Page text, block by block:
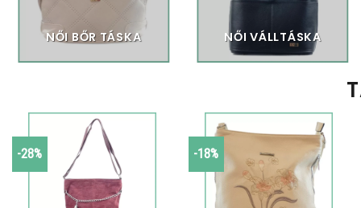
NŐI BŐR TÁSKA NŐI VÁLLTÁSKA
-28% -18%